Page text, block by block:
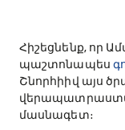
Հիշեցնենք, որ
պաշտոնապես
Շնորհիիվ այս
մասնագետ։